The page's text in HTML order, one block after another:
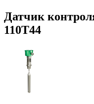
Датчик
110Т44